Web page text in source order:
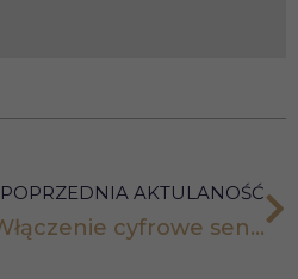
POPRZEDNIA AKTULANOŚĆ
Fotorelacja z projektu – Cyfrowa przyszłość. Włączenie cyfrowe seniorów z woj. lubelskiego 3